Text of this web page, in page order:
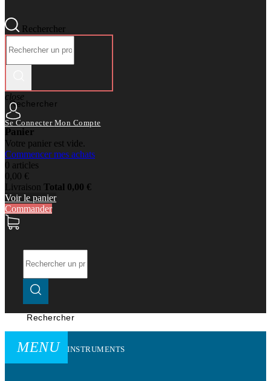
Rechercher
Rechercher
close
Se Connecter Mon Compte
Panier
Votre panier est vide.
Commencer mes achats
0 articles
0,00 €
Livraison Total 0,00 €
Voir le panier
Commander
Rechercher
MENU INSTRUMENTS